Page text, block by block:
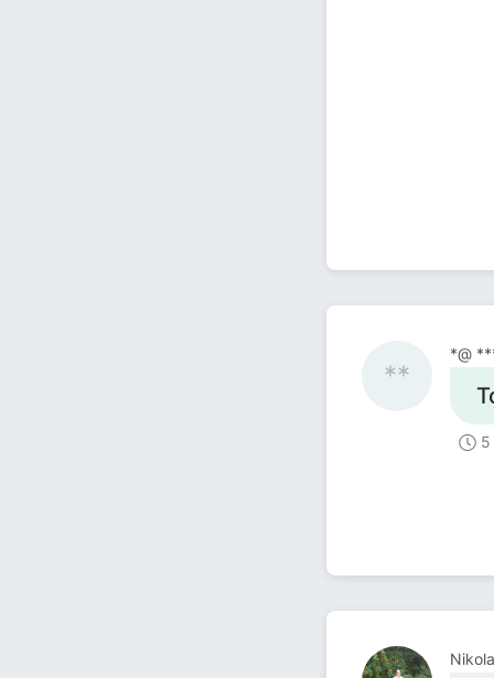
**
*@
5